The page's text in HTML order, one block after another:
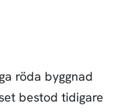
röda byggnad
bestod tidigare